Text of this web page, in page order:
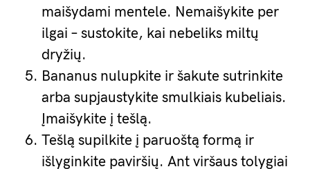
maišydami mentele. Nemaišykite per
ilgai – sustokite, kai nebeliks miltų
dryžių.
Bananus nulupkite ir šakute sutrinkite
arba supjaustykite smulkiais kubeliais.
Įmaišykite į tešlą.
Tešlą supilkite į paruoštą formą ir
išlyginkite paviršių. Ant viršaus tolygiai